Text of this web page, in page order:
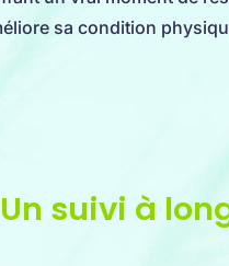
sa condition
suivi à